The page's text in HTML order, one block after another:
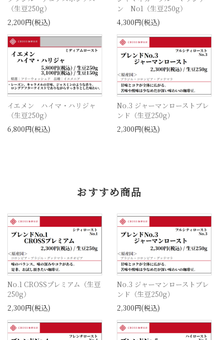
（生豆250g）
2,200円(税込)
ン No1（生豆250g）
4,300円(税込)
イエメン ハイマ・ハリジャ
（生豆250g）
6,800円(税込)
No.3 ジャーマンローストブレ
ンド（生豆250g）
2,300円(税込)
おすすめ商品
No.1 CROSSプレミアム（生豆
250g）
2,300円(税込)
No.3 ジャーマンローストブレ
ンド（生豆250g）
2,300円(税込)